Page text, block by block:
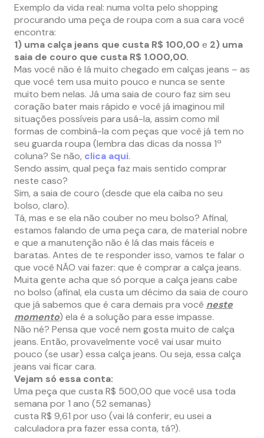
Exemplo da vida real: numa volta pelo shopping
procurando uma peça de roupa com a sua cara você
encontra:
1) uma calça jeans que custa R$ 100,00 e 2) uma
saia de couro que custa R$ 1.000,00.
Mas você não é lá muito chegado em calças jeans – as
que você tem usa muito pouco e nunca se sente
muito bem nelas. Já uma saia de couro faz sim seu
coração bater mais rápido e você já imaginou mil
situações possíveis para usá-la, assim como mil
formas de combiná-la com peças que você já tem no
seu guarda roupa (lembra das dicas da nossa 1ª
coluna? Se não, clica aqui.
Sendo assim, qual peça faz mais sentido comprar
neste caso?
Sim, a saia de couro (desde que ela caiba no seu
bolso, claro).
Tá, mas e se ela não couber no meu bolso? Afinal,
estamos falando de uma peça cara, de material nobre
e que a manutenção não é lá das mais fáceis e
baratas. Antes de te responder isso, vamos te falar o
que você NÃO vai fazer: que é comprar a calça jeans.
Muita gente acha que só porque a calça jeans cabe
no bolso (afinal, ela custa um décimo da saia de couro
que já sabemos que é cara demais pra você neste
momento) ela é a solução para esse impasse.
Não né? Pensa que você nem gosta muito de calça
jeans. Então, provavelmente você vai usar muito
pouco (se usar) essa calça jeans. Ou seja, essa calça
jeans vai ficar cara.
Vejam só essa conta:
Uma peça que custa R$ 500,00 que você usa toda
semana por 1 ano (52 semanas)
custa R$ 9,61 por uso (vai lá conferir, eu usei a
calculadora pra fazer essa conta, tá?).